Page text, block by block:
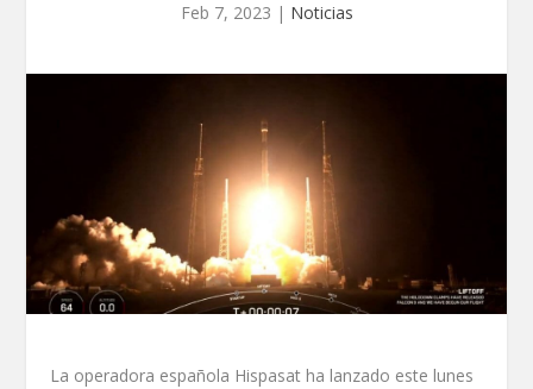
Feb 7, 2023 | Noticias
La operadora española Hispasat ha lanzado este lunes